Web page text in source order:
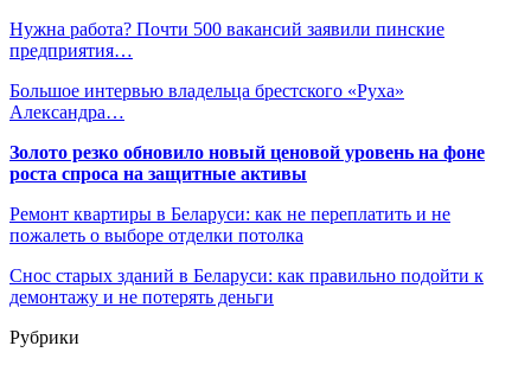
Нужна работа? Почти 500 вакансий заявили пинские
предприятия…
Большое интервью владельца брестского «Руха»
Александра…
Золото резко обновило новый ценовой уровень на фоне
роста спроса на защитные активы
Ремонт квартиры в Беларуси: как не переплатить и не
пожалеть о выборе отделки потолка
Снос старых зданий в Беларуси: как правильно подойти к
демонтажу и не потерять деньги
Рубрики